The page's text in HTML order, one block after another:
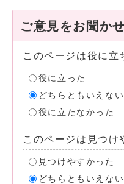
ご意見をお聞か
このページは役に立
役に立った
どちらともいえない
役に立たなかった
このページは見つけ
見つけやすかった
どちらともいえない